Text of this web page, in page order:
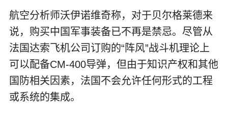
航空分析师沃伊诺维奇称，对于贝尔格莱德来
说，购买中国军事装备已不再是禁忌。尽管从
法国达索飞机公司订购的“阵风”战斗机理论上
可以配备CM-400导弹，但由于知识产权和其他
国防相关因素，法国不会允许任何形式的工程
或系统的集成。